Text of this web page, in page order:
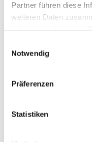
Partner führen diese
weiteren Daten
Notwendig
Präferenzen
Statistiken